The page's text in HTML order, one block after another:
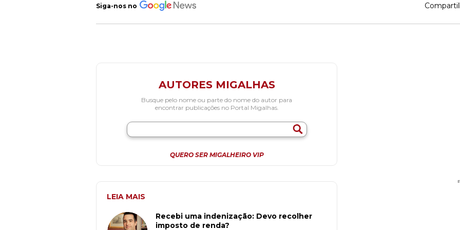
Siga-nos no
AUTORES MIGALHAS
Busque pelo nome ou parte do nome do autor para
encontrar publicações no Portal Migalhas.
QUERO SER MIGALHEIRO VIP
LEIA MAIS
Recebi uma indenização: Devo recolher
imposto de renda?